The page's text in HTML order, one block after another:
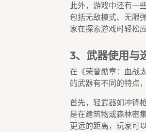
此外，游戏中还有一
包括无敌模式、无限
家在探索游戏时轻松
3、武器使用与
在《荣誉勋章：血战
的武器有不同的特点
首先，轻武器如冲锋
是在建筑物或森林密
更远的距离，玩家可